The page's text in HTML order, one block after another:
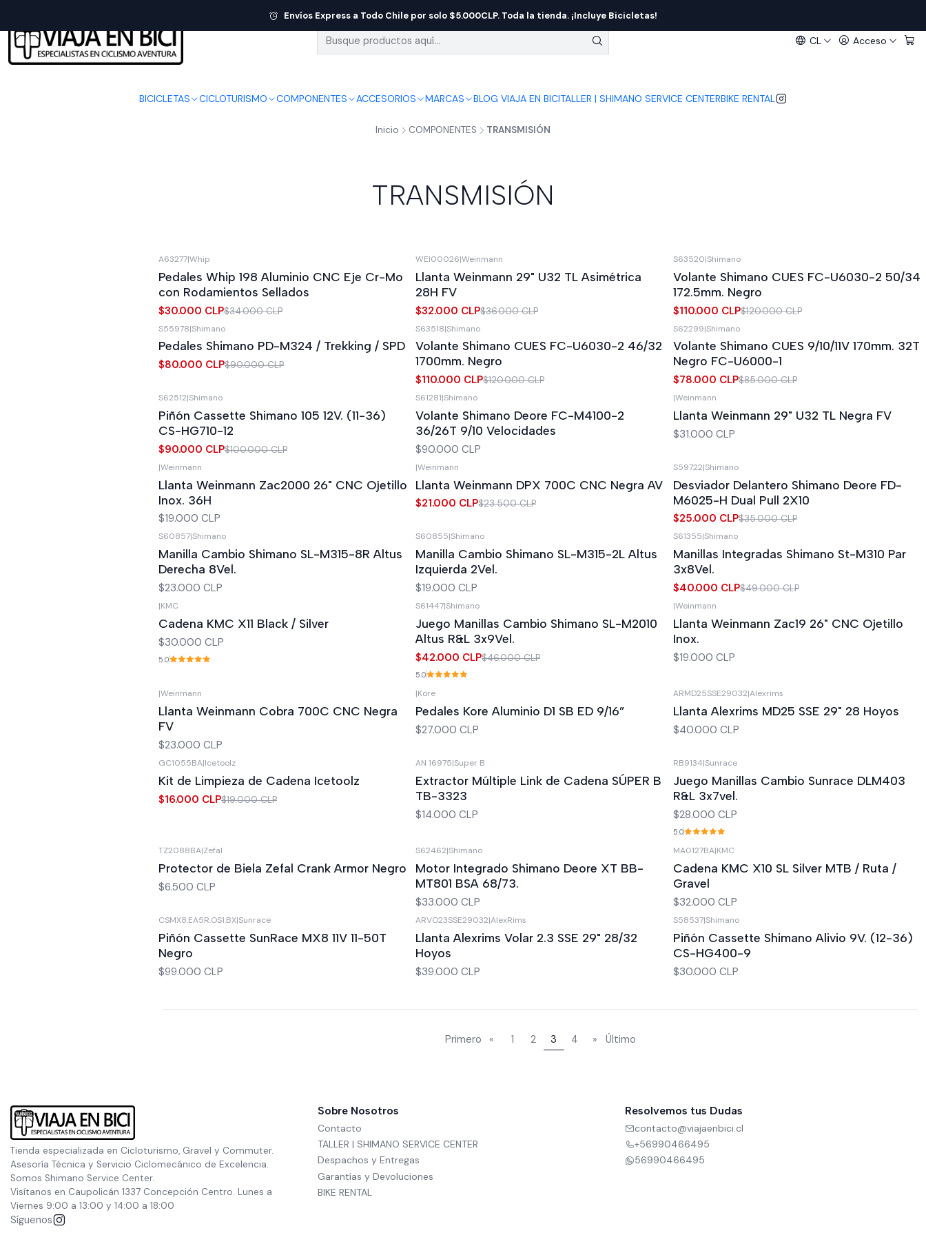
CL Acceso
BICICLETAS CICLOTURISMO COMPONENTES ACCESORIOS MARCAS BLOG VIAJA EN BICITALLER | SHIMANO SERVICE CENTERBIKE RENTAL
Envíos Express a Todo Chile por solo $5.000CLP. Toda la tienda. ¡Incluye Bicicletas!
Inicio COMPONENTES TRANSMISIÓN
TRANSMISIÓN
OFF
A63277|Whip
Pedales Whip 198 Aluminio CNC Eje Cr-Mo
con Rodamientos Sellados
$30.000 CLP$34.000 CLP
WEI00026|Weinmann
Llanta Weinmann 29" U32 TL Asimétrica
28H FV
$32.000 CLP$36.000 CLP
OFF
S63520|Shimano
Volante Shimano CUES FC-U6030-2 50/34
172.5mm. Negro
$110.000 CLP$120.000 CLP
-11% OFF
S55978|Shimano
Pedales Shimano PD-M324 / Trekking / SPD
$80.000 CLP$90.000 CLP
-8% OFF
S63518|Shimano
Volante Shimano CUES FC-U6030-2 46/32
1700mm. Negro
$110.000 CLP$120.000 CLP
-8%OFF
S62299|Shimano
Volante Shimano CUES 9/10/11V 170mm. 32T
Negro FC-U6000-1
$78.000 CLP$85.000 CLP
OFF
S62512|Shimano
Piñón Cassette Shimano 105 12V. (11-36)
CS-HG710-12
$90.000 CLP$100.000 CLP
S61281|Shimano
Volante Shimano Deore FC-M4100-2
36/26T 9/10 Velocidades
$90.000 CLP
|Weinmann
Llanta Weinmann 29" U32 TL Negra FV
$31.000 CLP
|Weinmann
Llanta Weinmann Zac2000 26" CNC Ojetillo
Inox. 36H
$19.000 CLP
-11%OFF
|Weinmann
Llanta Weinmann DPX 700C CNC Negra AV
$21.000 CLP$23.500 CLP
-29%OFF
S59722|Shimano
Desviador Delantero Shimano Deore FD-
M6025-H Dual Pull 2X10
$25.000 CLP$35.000 CLP
S60857|Shimano
Manilla Cambio Shimano SL-M315-8R Altus
Derecha 8Vel.
$23.000 CLP
S60855|Shimano
Manilla Cambio Shimano SL-M315-2L Altus
Izquierda 2Vel.
$19.000 CLP
OFF
Agotado
S61355|Shimano
Manillas Integradas Shimano St-M310 Par
3x8Vel.
$40.000 CLP$49.000 CLP
|KMC
Cadena KMC X11 Black / Silver
$30.000 CLP
5.0
OFF
Agotado
S61447|Shimano
Juego Manillas Cambio Shimano SL-M2010
Altus R&L 3x9Vel.
$42.000 CLP$46.000 CLP
5.0
|Weinmann
Llanta Weinmann Zac19 26" CNC Ojetillo
Inox.
$19.000 CLP
|Weinmann
Llanta Weinmann Cobra 700C CNC Negra
FV
$23.000 CLP
|Kore
Pedales Kore Aluminio D1 SB ED 9/16”
$27.000 CLP
ARMD25SSE29032|Alexrims
Llanta Alexrims MD25 SSE 29" 28 Hoyos
$40.000 CLP
Agotado
GC1055BA|Icetoolz
Kit de Limpieza de Cadena Icetoolz
$16.000 CLP$19.000 CLP
Agotado
AN 16975|Super B
Extractor Múltiple Link de Cadena SÚPER B
TB-3323
$14.000 CLP
Agotado
RB9134|Sunrace
Juego Manillas Cambio Sunrace DLM403
R&L 3x7vel.
$28.000 CLP
5.0
TZ2088BA|Zefal
Protector de Biela Zefal Crank Armor Negro
$6.500 CLP
Agotado
S62462|Shimano
Motor Integrado Shimano Deore XT BB-
MT801 BSA 68/73.
$33.000 CLP
Agotado
MA0127BA|KMC
Cadena KMC X10 SL Silver MTB / Ruta /
Gravel
$32.000 CLP
CSMX8.EA5R.OS1.BX|Sunrace
Piñón Cassette SunRace MX8 11V 11-50T
Negro
$99.000 CLP
ARVO23SSE29032|AlexRims
Llanta Alexrims Volar 2.3 SSE 29" 28/32
Hoyos
$39.000 CLP
Agotado
S58537|Shimano
Piñón Cassette Shimano Alivio 9V. (12-36)
CS-HG400-9
$30.000 CLP
Primero « 1 2 3 4 » Último
Tienda especializada en Cicloturismo, Gravel y Commuter.
Asesoría Técnica y Servicio Ciclomecánico de Excelencia.
Somos Shimano Service Center.
Visítanos en Caupolicán 1337 Concepción Centro. Lunes a
Viernes 9:00 a 13:00 y 14:00 a 18:00
Síguenos
Sobre Nosotros
Contacto
TALLER | SHIMANO SERVICE CENTER
Despachos y Entregas
Garantías y Devoluciones
BIKE RENTAL
Resolvemos tus Dudas
contacto@viajaenbici.cl
+56990466495
56990466495